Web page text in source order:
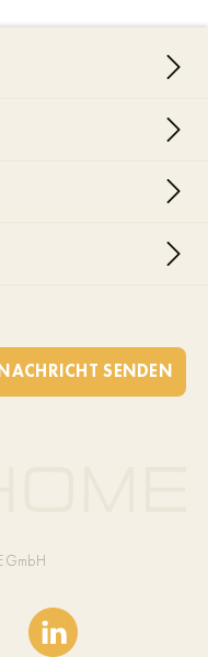
SENDEN
GmbH